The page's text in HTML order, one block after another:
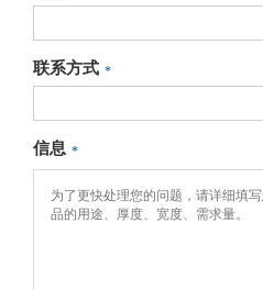
联系方式 *
信息 *